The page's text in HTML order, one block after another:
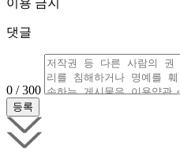
이용 금지
댓글
0 / 300